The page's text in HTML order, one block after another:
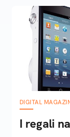
DIGITAL
I regali